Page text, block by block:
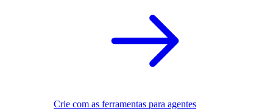
Crie com as ferramentas para agentes